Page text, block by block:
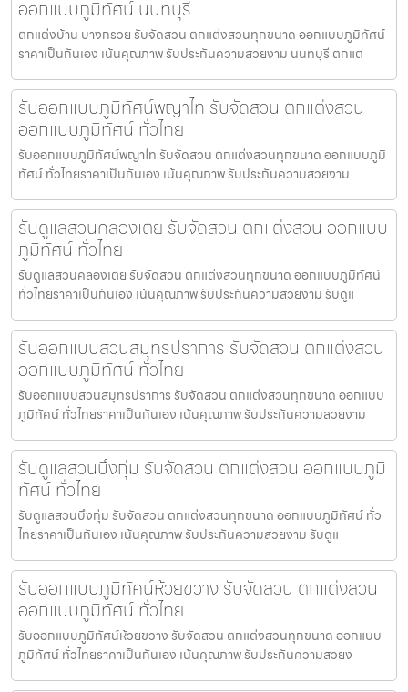
ออกแบบภูมิทัศน์ นนทบุรี
ตกแต่งบ้าน บางกรวย รับจัดสวน ตกแต่งสวนทุกขนาด ออกแบบภูมิทัศน์
ราคาเป็นกันเอง เน้นคุณภาพ รับประกันความสวยงาม นนทบุรี ตกแต
รับออกแบบภูมิทัศน์พญาไท รับจัดสวน ตกแต่งสวน
ออกแบบภูมิทัศน์ ทั่วไทย
รับออกแบบภูมิทัศน์พญาไท รับจัดสวน ตกแต่งสวนทุกขนาด ออกแบบภูมิ
ทัศน์ ทั่วไทยราคาเป็นกันเอง เน้นคุณภาพ รับประกันความสวยงาม
รับดูแลสวนคลองเตย รับจัดสวน ตกแต่งสวน ออกแบบ
ภูมิทัศน์ ทั่วไทย
รับดูแลสวนคลองเตย รับจัดสวน ตกแต่งสวนทุกขนาด ออกแบบภูมิทัศน์
ทั่วไทยราคาเป็นกันเอง เน้นคุณภาพ รับประกันความสวยงาม รับดูแ
รับออกแบบสวนสมุทรปราการ รับจัดสวน ตกแต่งสวน
ออกแบบภูมิทัศน์ ทั่วไทย
รับออกแบบสวนสมุทรปราการ รับจัดสวน ตกแต่งสวนทุกขนาด ออกแบบ
ภูมิทัศน์ ทั่วไทยราคาเป็นกันเอง เน้นคุณภาพ รับประกันความสวยงาม
รับดูแลสวนบึงกุ่ม รับจัดสวน ตกแต่งสวน ออกแบบภูมิ
ทัศน์ ทั่วไทย
รับดูแลสวนบึงกุ่ม รับจัดสวน ตกแต่งสวนทุกขนาด ออกแบบภูมิทัศน์ ทั่ว
ไทยราคาเป็นกันเอง เน้นคุณภาพ รับประกันความสวยงาม รับดูแ
รับออกแบบภูมิทัศน์ห้วยขวาง รับจัดสวน ตกแต่งสวน
ออกแบบภูมิทัศน์ ทั่วไทย
รับออกแบบภูมิทัศน์ห้วยขวาง รับจัดสวน ตกแต่งสวนทุกขนาด ออกแบบ
ภูมิทัศน์ ทั่วไทยราคาเป็นกันเอง เน้นคุณภาพ รับประกันความสวยง